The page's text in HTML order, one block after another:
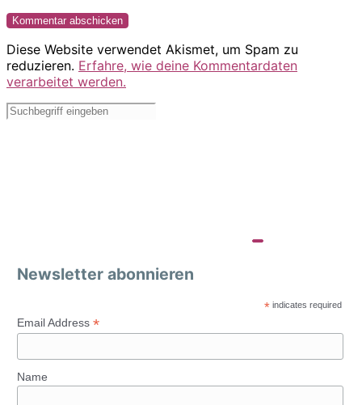
Diese Website verwendet Akismet, um Spam zu
reduzieren. Erfahre, wie deine Kommentardaten
verarbeitet werden.
Newsletter abonnieren
* indicates required
Email Address *
Name